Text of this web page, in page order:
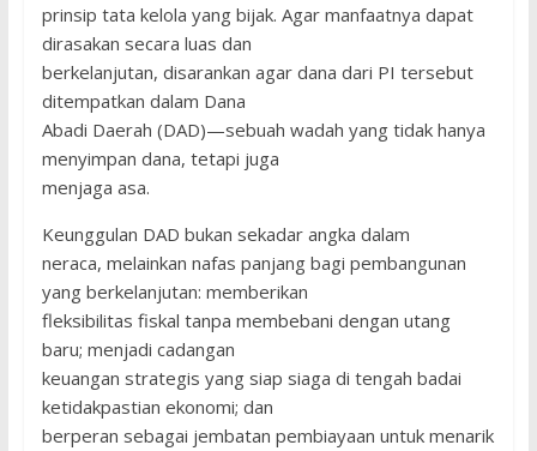
prinsip tata kelola yang bijak. Agar manfaatnya dapat
dirasakan secara luas dan
berkelanjutan, disarankan agar dana dari PI tersebut
ditempatkan dalam Dana
Abadi Daerah (DAD)—sebuah wadah yang tidak hanya
menyimpan dana, tetapi juga
menjaga asa.
Keunggulan DAD bukan sekadar angka dalam
neraca, melainkan nafas panjang bagi pembangunan
yang berkelanjutan: memberikan
fleksibilitas fiskal tanpa membebani dengan utang
baru; menjadi cadangan
keuangan strategis yang siap siaga di tengah badai
ketidakpastian ekonomi; dan
berperan sebagai jembatan pembiayaan untuk menarik